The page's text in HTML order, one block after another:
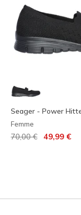
Seager - Power
Femme
Prix réduit de
70,00 €à 49,99 €